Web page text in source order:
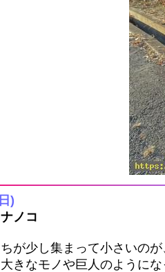
)
ノコ
が少し集まって小さいのが
きなモノや巨人のように